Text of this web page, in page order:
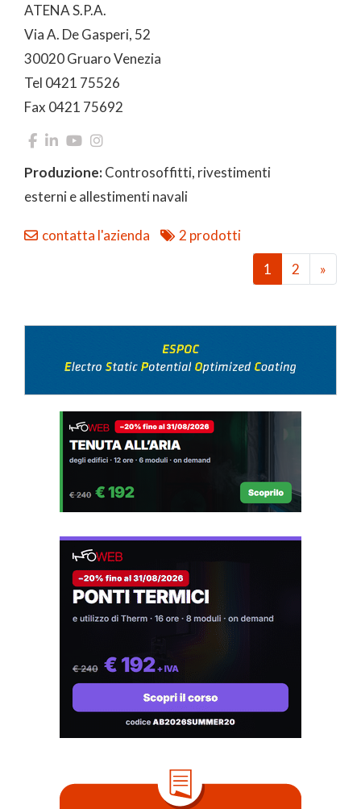
ATENA S.P.A.
Via A. De Gasperi, 52
30020 Gruaro Venezia
Tel 0421 75526
Fax 0421 75692
Produzione:Controsoffitti, rivestimenti
esterni e allestimenti navali
contatta l'azienda
2 prodotti
1
2 »